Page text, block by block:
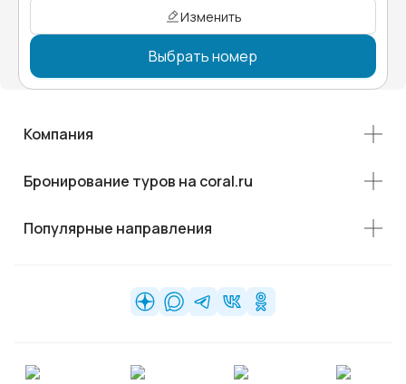
Изменить
Выбрать номер
Компания
Бронирование туров на coral.ru
Популярные направления